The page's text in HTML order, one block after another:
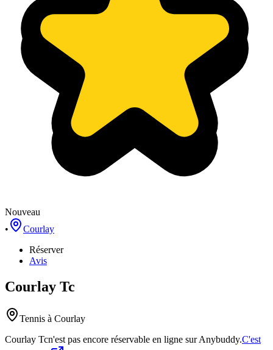
Nouveau
•
Courlay
Réserver
Avis
Courlay Tc
Tennis à Courlay
Courlay Tcn'est pas encore réservable en ligne sur Anybuddy.C'est